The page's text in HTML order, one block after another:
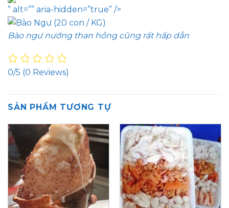
” alt=”” aria-hidden=”true” />
Bào ngư nướng than hồng cũng rất hấp dẫn
0/5 (0 Reviews)
SẢN PHẨM TƯƠNG TỰ